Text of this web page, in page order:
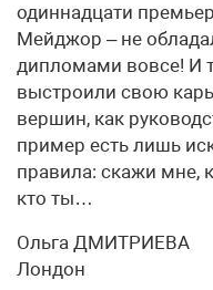
одиннадцати
Мейджор – не
дипломами вовсе! И
выстроили свою
вершин, как
пример есть лишь
правила: скажи мне,
кто ты…
Ольга ДМИТРИЕВА
Лондон